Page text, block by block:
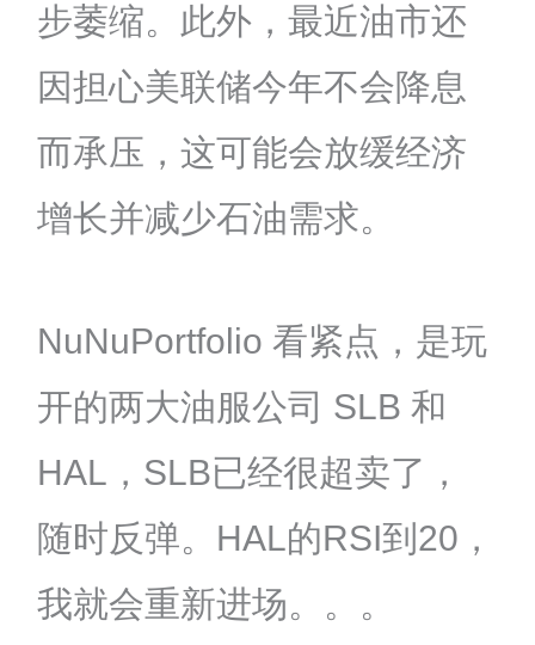
步萎缩。此外，最近油市还
因担心美联储今年不会降息
而承压，这可能会放缓经济
增长并减少石油需求。
NuNuPortfolio 看紧点，是玩
开的两大油服公司 SLB 和
HAL，SLB已经很超卖了，
随时反弹。HAL的RSI到20，
我就会重新进场。。。